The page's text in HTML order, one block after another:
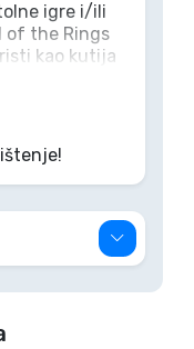
igre i/ili
of the Rings
kao kutija
se
karata u